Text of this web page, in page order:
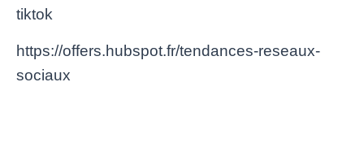
tiktok
https://offers.hubspot.fr/tendances-reseaux-
sociaux